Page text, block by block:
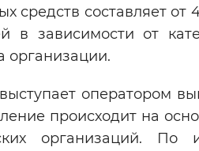
ассистент
Остановить
стандартные настройки
средств составляет от
в зависимости от
организации.
оператором
происходит на
организаций. По